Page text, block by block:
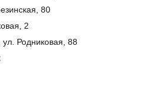
80
2
Родниковая, 88